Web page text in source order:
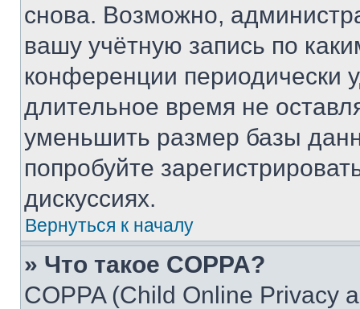
снова. Возможно,
вашу учётную запись по
конференции периодически
длительное время не
уменьшить размер базы
попробуйте
дискуссиях.
Вернуться к началу
» Что такое COPPA?
COPPA (Child Online Privacy